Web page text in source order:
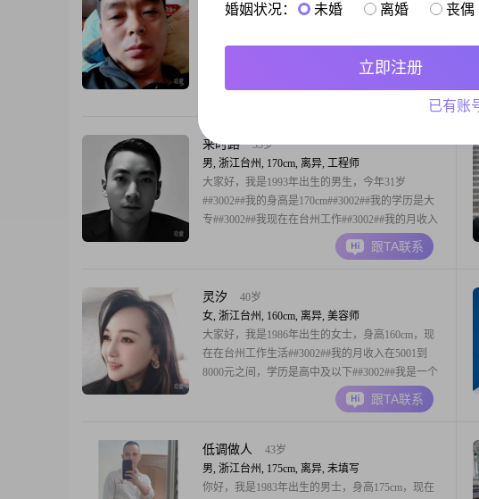
男, 浙江台州, 180cm, 离异, 操作工人
##3002##我的身高是180cm##3002##我现在的工作
地点在台州，月收入在12001元到20000元这个区间
##3002##我的学历是中专##3002##在性格方面，我
是一个稳重可靠的人##3002##平时我也是一个勤俭
跟TA联系
来时路
33岁
男, 浙江台州, 170cm, 离异, 工程师
大家好，我是1993年出生的男生，今年31岁
##3002##我的身高是170cm##3002##我的学历是大
专##3002##我现在在台州工作##3002##我的月收入
在8001元到12000元这个区间##3002##我是一个性
格稳重可靠的人##3002##平时生活里我也是一个乐
跟TA联系
灵汐
40岁
女, 浙江台州, 160cm, 离异, 美容师
大家好，我是1986年出生的女士，身高160cm，现
在在台州工作生活##3002##我的月收入在5001到
8000元之间，学历是高中及以下##3002##我是一个
温柔体贴的人，平时性格独立自信，对待生活一直
保持热爱的状态，为人真诚可靠##3002##在日常生
与生活的关系##3
跟TA联系
低调做人
43岁
男, 浙江台州, 175cm, 离异, 未填写
你好，我是1983年出生的男士，身高175cm，现在
婚姻状况： 未婚 离婚 丧偶
立即注册
已有账